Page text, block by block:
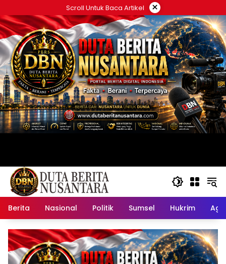
ke
konten
Scroll Untuk Baca Artikel ×
Berita Nasional Politik Sumsel Hukrim